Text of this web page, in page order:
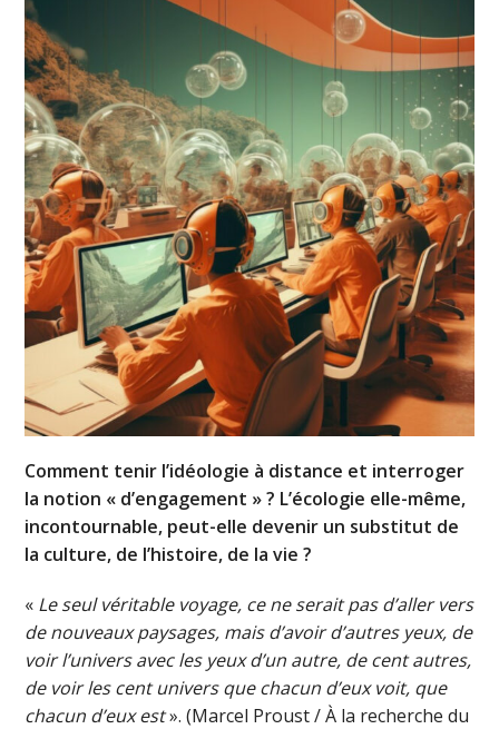
Comment tenir l’idéologie à distance et interroger
la notion « d’engagement » ? L’écologie elle-même,
incontournable, peut-elle devenir un substitut de
la culture, de l’histoire, de la vie ?
« Le seul véritable voyage, ce ne serait pas d’aller vers
de nouveaux paysages, mais d’avoir d’autres yeux, de
voir l’univers avec les yeux d’un autre, de cent autres,
de voir les cent univers que chacun d’eux voit, que
chacun d’eux est». (Marcel Proust / À la recherche du